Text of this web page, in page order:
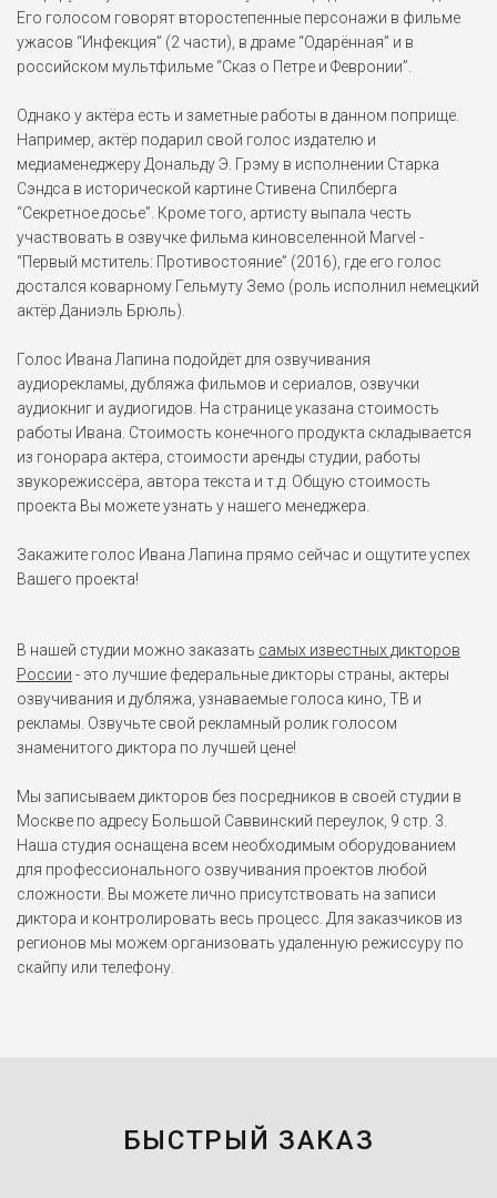
Его голосом говорят второстепенные персонажи в фильме
ужасов “Инфекция” (2 части), в драме “Одарённая” и в
российском мультфильме “Сказ о Петре и Февронии”.
Однако у актёра есть и заметные работы в данном поприще.
Например, актёр подарил свой голос издателю и
медиаменеджеру Дональду Э. Грэму в исполнении Старка
Сэндса в исторической картине Стивена Спилберга
“Секретное досье”. Кроме того, артисту выпала честь
участвовать в озвучке фильма киновселенной Marvel -
“Первый мститель: Противостояние” (2016), где его голос
достался коварному Гельмуту Земо (роль исполнил немецкий
актёр Даниэль Брюль).
Голос Ивана Лапина подойдёт для озвучивания
аудиорекламы, дубляжа фильмов и сериалов, озвучки
аудиокниг и аудиогидов. На странице указана стоимость
работы Ивана. Стоимость конечного продукта складывается
из гонорара актёра, стоимости аренды студии, работы
звукорежиссёра, автора текста и т.д. Общую стоимость
проекта Вы можете узнать у нашего менеджера.
Закажите голос Ивана Лапина прямо сейчас и ощутите успех
Вашего проекта!
В нашей студии можно заказать самых известных дикторов
России - это лучшие федеральные дикторы страны, актеры
озвучивания и дубляжа, узнаваемые голоса кино, ТВ и
рекламы. Озвучьте свой рекламный ролик голосом
знаменитого диктора по лучшей цене!
Мы записываем дикторов без посредников в своей студии в
Москве по адресу Большой Саввинский переулок, 9 стр. 3.
Наша студия оснащена всем необходимым оборудованием
для профессионального озвучивания проектов любой
сложности. Вы можете лично присутствовать на записи
диктора и контролировать весь процесс. Для заказчиков из
регионов мы можем организовать удаленную режиссуру по
скайпу или телефону.
БЫСТРЫЙ ЗАКАЗ